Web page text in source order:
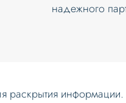
надежного